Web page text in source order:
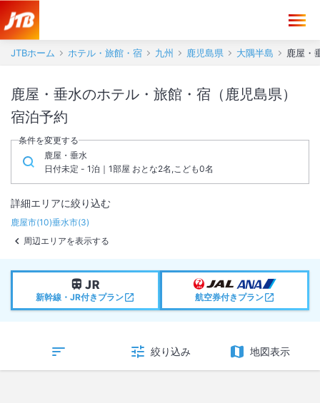
JTBホーム ホテル・旅館・宿 九州 鹿児島県 大隅半島 鹿屋・
鹿屋・垂水のホテル・旅館・宿（鹿児島県）
宿泊予約
条件を変更する
鹿屋・垂水
日付未定 - 1泊｜1部屋 おとな2名,こども0名
詳細エリアに絞り込む
鹿屋市(10)垂水市(3)
周辺エリアを表示する
新幹線・JR付きプラン 航空券付きプラン
絞り込み 地図表示